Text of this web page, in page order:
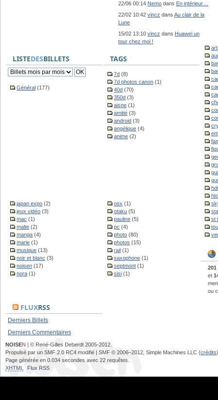
22/06 00:14 Nemo dans En intérieur....
22/02 10:42 vincz dans Au clair de la
Lune
15/02 13:10 vincz dans Huawei un
tour chez moi !
LISTEDESBILLETS
Général (177)
TAGS
7d (8)
7d photos canon (1)
40d (70)
350d (3)
aisne (1)
amitié (3)
android (3)
angélique (4)
anime (2)
htc
japan expo (2)
jeux vidéo (3)
mac (1)
malte (2)
manga (4)
marie (1)
musique (13)
noir et blanc (3)
noisen (17)
nora (1)
osx (1)
otaku (5)
pauline (5)
pc (4)
photo (80)
photos (15)
rail (1)
saxophone (1)
septmont (1)
sisi (1)
st
201
et
ou
FLUXRSS
Derniers Billets
Derniers Commentaires
NOISEN | © René-Gilles Deberdt 2005-2012.
Propulsé par un SMF 2.0 RC4 modifié | SMF © 2006–2012, Simple Machines LLC (crédits)
Page générée en 0.034 secondes avec 22 requêtes.
XHTML
Flux RSS